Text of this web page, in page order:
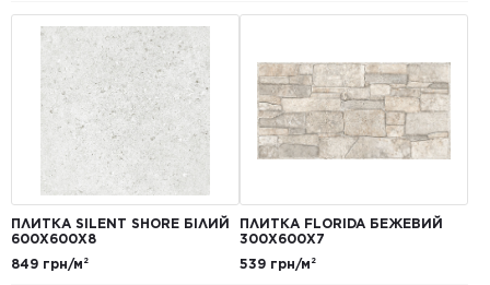
ПЛИТКА SILENT SHORE БІЛИЙ
600Х600Х8
849 грн/м²
ПЛИТКА FLORIDA БЕЖЕВИЙ
300Х600Х7
539 грн/м²